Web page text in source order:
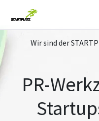
Wir sind der
PR-